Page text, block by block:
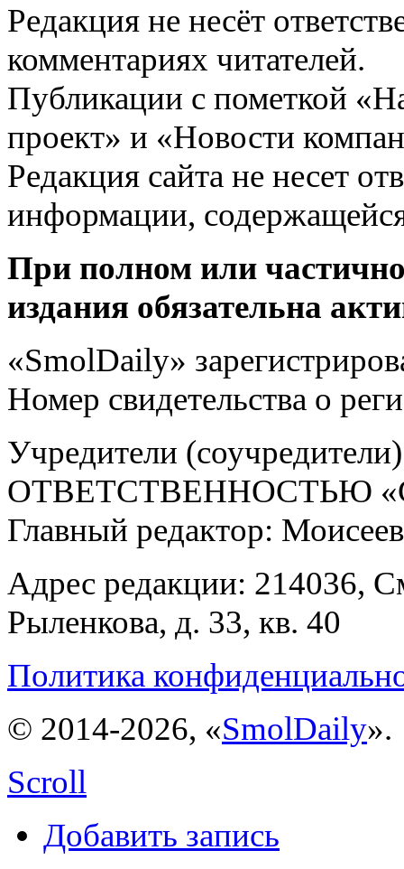
Редакция не несёт
комментариях читателей.
Публикации с пометкой
проект» и «Новости
Редакция сайта не несет
информации,
При полном или
издания обязательна
«SmolDaily»
Номер свидетельства о
Учредители
ОТВЕТСТВЕННОСТЬЮ
Главный редактор:
Адрес редакции: 214036,
Рыленкова, д. 33, кв. 40
Политика
© 2014-2026, «SmolDaily».
Scroll
Добавить запись